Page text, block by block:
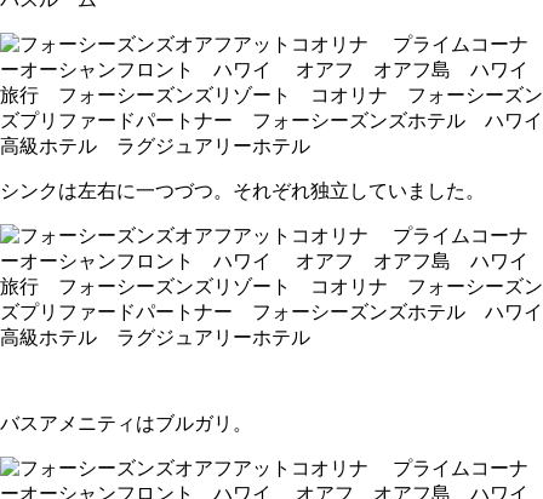
シンクは左右に一つづつ。それぞれ独立していました。
バスアメニティはブルガリ。